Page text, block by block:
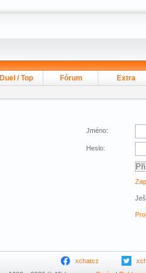
Duel / Top Fórum Extra
Jméno:
Heslo:
xchatcz